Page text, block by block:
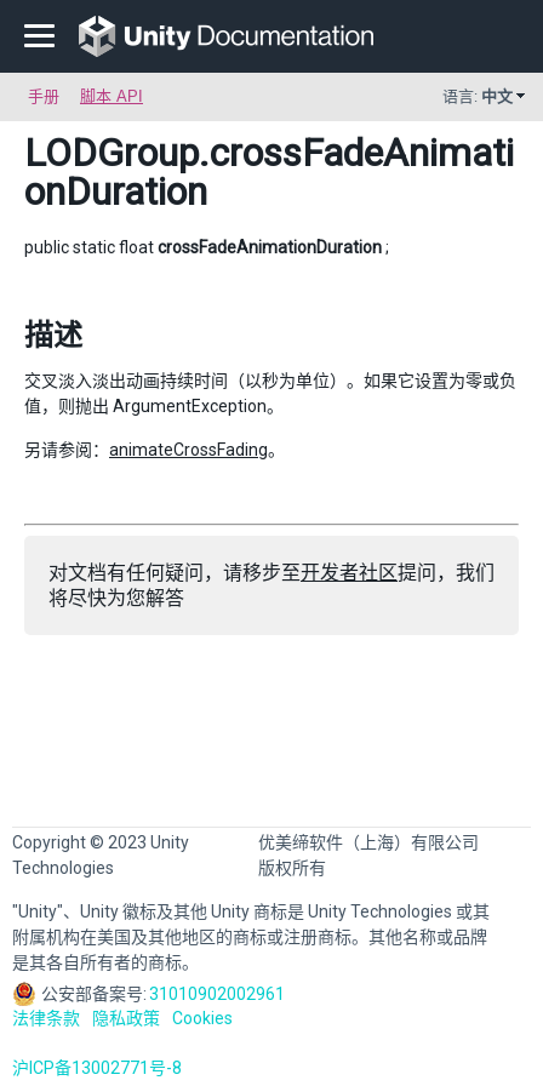
手册 脚本 API 语言: 中文
LODGroup.crossFadeAnimati
onDuration
public static floatcrossFadeAnimationDuration;
描述
交叉淡入淡出动画持续时间（以秒为单位）。如果它设置为零或负
值，则抛出 ArgumentException。
另请参阅： animateCrossFading。
对文档有任何疑问，请移步至开发者社区提问，我们
将尽快为您解答
Copyright © 2023 Unity
Technologies
优美缔软件（上海）有限公司
版权所有
"Unity"、Unity 徽标及其他 Unity 商标是 Unity Technologies 或其
附属机构在美国及其他地区的商标或注册商标。其他名称或品牌
是其各自所有者的商标。
公安部备案号:31010902002961
法律条款
隐私政策 Cookies
沪ICP备13002771号-8